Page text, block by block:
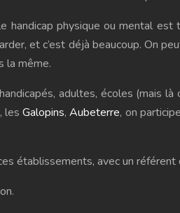
handicap physique ou mental
et c’est déjà beaucoup. On
la même.
adultes, écoles (mais
, lesGalopins,Aubeterre, on
établissements, avec un